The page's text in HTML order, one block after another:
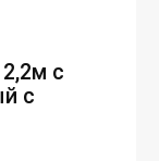
с
с